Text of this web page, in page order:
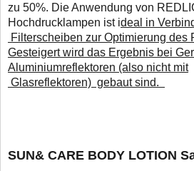
zu 50%. Die Anwendung von
Hochdrucklampen ist ideal in
Filterscheiben zur Optimierung des
Gesteigert wird das Ergebnis bei
Aluminiumreflektoren (also nicht mit
Glasreflektoren) gebaut sind.
SUN& CARE BODY LOTION